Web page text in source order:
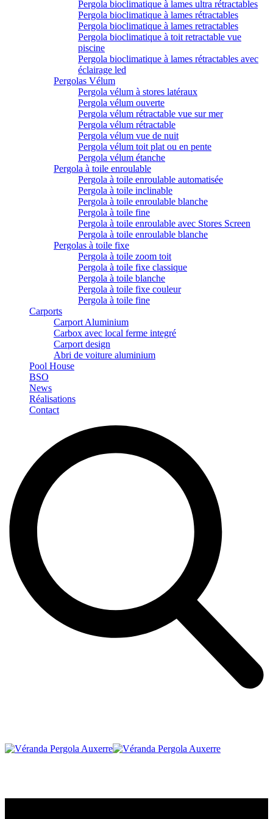
Pergola bioclimatique à lames ultra rétractables
Pergola bioclimatique à lames rétractables
Pergola bioclimatique à lames retractables
Pergola bioclimatique à toit retractable vue
piscine
Pergola bioclimatique à lames rétractables avec
éclairage led
Pergolas Vélum
Pergola vélum à stores latéraux
Pergola vélum ouverte
Pergola vélum rétractable vue sur mer
Pergola vélum rétractable
Pergola vélum vue de nuit
Pergola vélum toit plat ou en pente
Pergola vélum étanche
Pergola à toile enroulable
Pergola à toile enroulable automatisée
Pergola à toile inclinable
Pergola à toile enroulable blanche
Pergola à toile fine
Pergola à toile enroulable avec Stores Screen
Pergola à toile enroulable blanche
Pergolas à toile fixe
Pergola à toile zoom toit
Pergola à toile fixe classique
Pergola à toile blanche
Pergola à toile fixe couleur
Pergola à toile fine
Carports
Carport Aluminium
Carbox avec local ferme integré
Carport design
Abri de voiture aluminium
Pool House
BSO
News
Réalisations
Contact